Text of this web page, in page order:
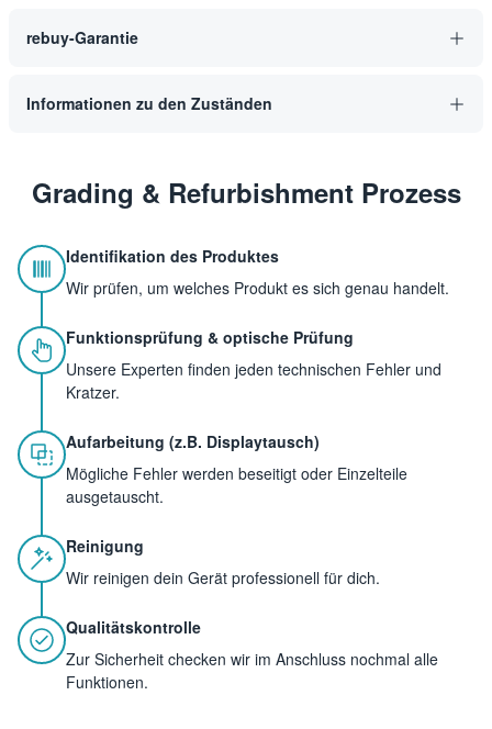
rebuy-Garantie
Informationen zu den Zuständen
Grading & Refurbishment Prozess
Identifikation des Produktes
Wir prüfen, um welches Produkt es sich genau handelt.
Funktionsprüfung & optische Prüfung
Unsere Experten finden jeden technischen Fehler und
Kratzer.
Aufarbeitung (z.B. Displaytausch)
Mögliche Fehler werden beseitigt oder Einzelteile
ausgetauscht.
Reinigung
Wir reinigen dein Gerät professionell für dich.
Qualitätskontrolle
Zur Sicherheit checken wir im Anschluss nochmal alle
Funktionen.